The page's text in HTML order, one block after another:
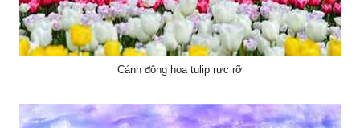
Cánh động hoa tulip rực rỡ